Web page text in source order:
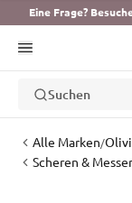
Eine Frage?
Suchen
Alle Marken/
Scheren & Messer